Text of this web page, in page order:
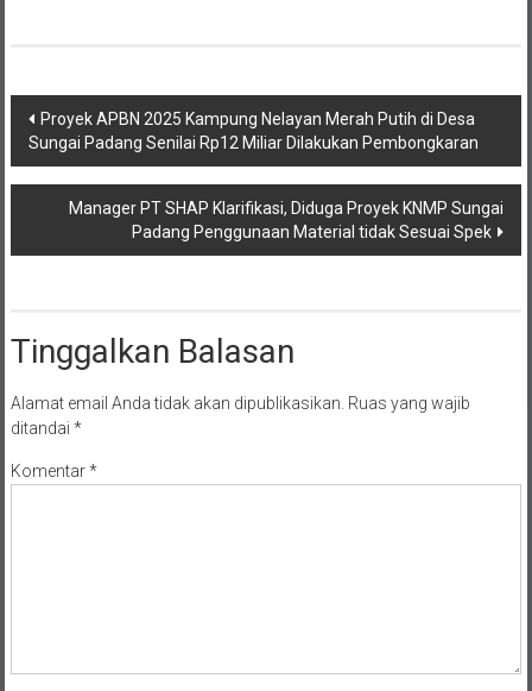
Navigasi
pos
Proyek APBN 2025 Kampung Nelayan Merah Putih di Desa
Sungai Padang Senilai Rp12 Miliar Dilakukan Pembongkaran
Manager PT SHAP Klarifikasi, Diduga Proyek KNMP Sungai
Padang Penggunaan Material tidak Sesuai Spek
Tinggalkan Balasan
Alamat email Anda tidak akan dipublikasikan. Ruas yang wajib
ditandai *
Komentar*